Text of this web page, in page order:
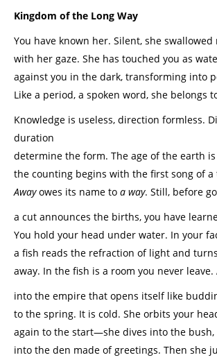
Kingdom of the Long Way
You have known her. Silent, she
with her gaze. She has touched you as
against you in the dark, transforming into
Like a period, a spoken word, she belongs
Knowledge is useless, direction formless.
duration
determine the form. The age of the earth
the counting begins with the first song of a
Awayowes its name to a way. Still, before
a cut announces the births, you have
You hold your head under water. In your
a fish reads the refraction of light and turns
away. In the fish is a room you never leave.
into the empire that opens itself like
to the spring. It is cold. She orbits your
again to the start—she dives into the bush,
into the den made of greetings. Then she